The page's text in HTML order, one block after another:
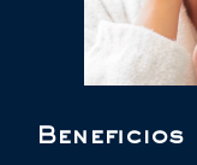
Beneficios